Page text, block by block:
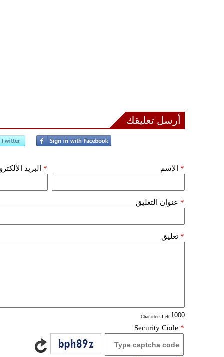
أرسل تعليقك
الإسم * البريد *
عنوان التعليق *
تعليق *
: Characters Left
Security Code *